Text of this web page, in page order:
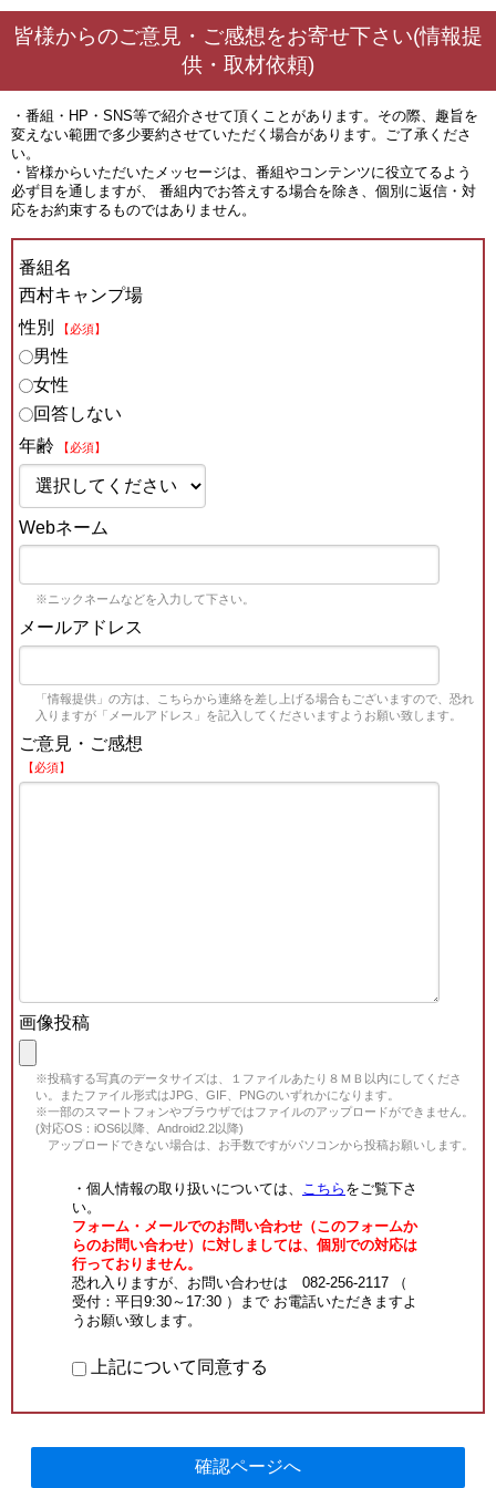
皆様からのご意見・ご感想をお寄せ下さい(情報提
供・取材依頼)
・番組・HP・SNS等で紹介させて頂くことがあります。その際、趣旨を
変えない範囲で多少要約させていただく場合があります。ご了承くださ
い。
・皆様からいただいたメッセージは、番組やコンテンツに役立てるよう
必ず目を通しますが、 番組内でお答えする場合を除き、個別に返信・対
応をお約束するものではありません。
番組名
西村キャンプ場
性別
【必須】
男性
女性
回答しない
年齢
【必須】
Webネーム
※ニックネームなどを入力して下さい。
メールアドレス
「情報提供」の方は、こちらから連絡を差し上げる場合もございますので、恐れ
入りますが「メールアドレス」を記入してくださいますようお願い致します。
ご意見・ご感想
【必須】
画像投稿
※投稿する写真のデータサイズは、１ファイルあたり８ＭＢ以内にしてくださ
い。またファイル形式はJPG、GIF、PNGのいずれかになります。
※一部のスマートフォンやブラウザではファイルのアップロードができません。
(対応OS：iOS6以降、Android2.2以降)
アップロードできない場合は、お手数ですがパソコンから投稿お願いします。
・個人情報の取り扱いについては、 こちら をご覧下さ
い。
フォーム・メールでのお問い合わせ（このフォームか
らのお問い合わせ）に対しましては、個別での対応は
行っておりません。
恐れ入りますが、お問い合わせは 082-256-2117 （
受付：平日9:30～17:30 ）まで お電話いただきますよ
うお願い致します。
上記について同意する
確認ページへ